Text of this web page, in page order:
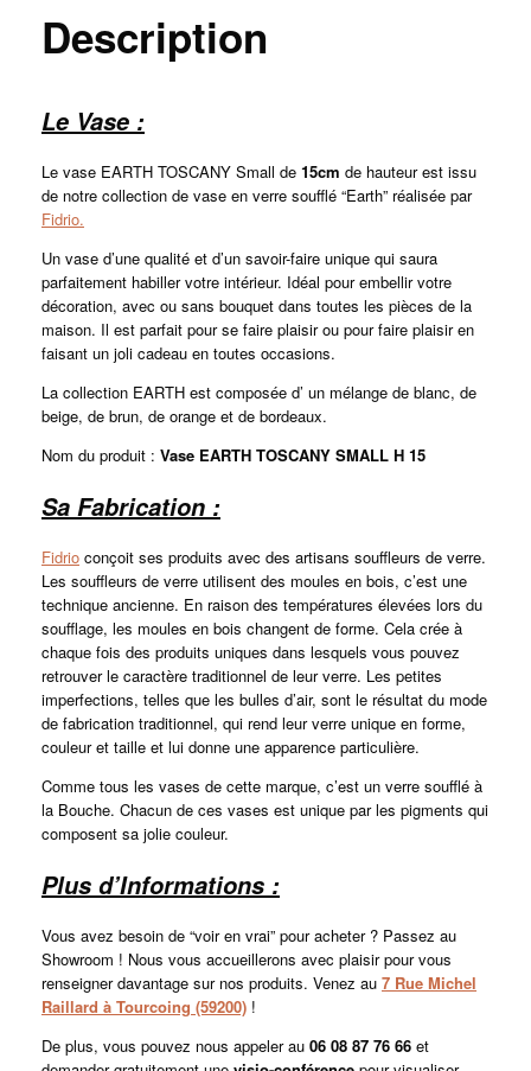
Description
Le Vase :
Le vase EARTH TOSCANY Small de 15cm de hauteur est issu
de notre collection de vase en verre soufflé “Earth” réalisée par
Fidrio.
Un vase d’une qualité et d’un savoir-faire unique qui saura
parfaitement habiller votre intérieur. Idéal pour embellir votre
décoration, avec ou sans bouquet dans toutes les pièces de la
maison. Il est parfait pour se faire plaisir ou pour faire plaisir en
faisant un joli cadeau en toutes occasions.
La collection EARTH est composée d’ un mélange de blanc, de
beige, de brun, de orange et de bordeaux.
Nom du produit : Vase EARTH TOSCANY SMALL H 15
Sa Fabrication :
Fidrio conçoit ses produits avec des artisans souffleurs de verre.
Les souffleurs de verre utilisent des moules en bois, c’est une
technique ancienne. En raison des températures élevées lors du
soufflage, les moules en bois changent de forme. Cela crée à
chaque fois des produits uniques dans lesquels vous pouvez
retrouver le caractère traditionnel de leur verre. Les petites
imperfections, telles que les bulles d’air, sont le résultat du mode
de fabrication traditionnel, qui rend leur verre unique en forme,
couleur et taille et lui donne une apparence particulière.
Comme tous les vases de cette marque, c’est un verre soufflé à
la Bouche. Chacun de ces vases est unique par les pigments qui
composent sa jolie couleur.
Plus d’Informations :
Vous avez besoin de “voir en vrai” pour acheter ? Passez au
Showroom ! Nous vous accueillerons avec plaisir pour vous
renseigner davantage sur nos produits. Venez au 7 Rue Michel
Raillard à Tourcoing (59200) !
De plus, vous pouvez nous appeler au 06 08 87 76 66 et